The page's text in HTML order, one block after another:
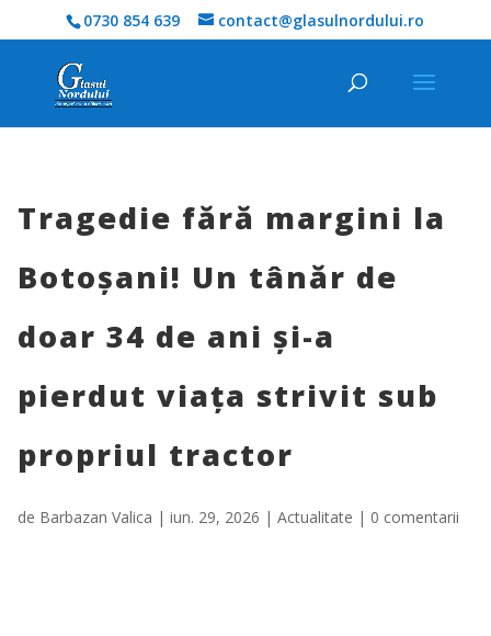
0730 854 639 contact@glasulnordului.ro
Tragedie fără margini la
Botoșani! Un tânăr de
doar 34 de ani și-a
pierdut viața strivit sub
propriul tractor
de Barbazan Valica | iun. 29, 2026 | Actualitate | 0 comentarii